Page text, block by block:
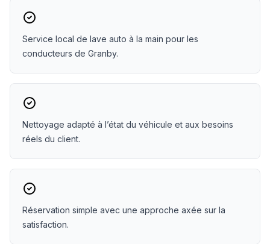
Service local de lave auto à la main pour les
conducteurs de Granby.
Nettoyage adapté à l’état du véhicule et aux besoins
réels du client.
Réservation simple avec une approche axée sur la
satisfaction.